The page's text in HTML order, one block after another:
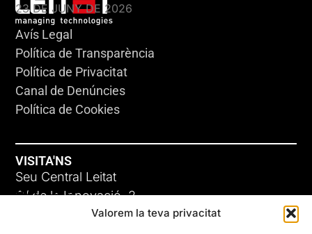
Valorem la teva privacitat
23 DE JUNY DE 2026
ADC-CRC
17 DE JUNY DE 2026
Avís Legal
Política de Transparència
Política de Privacitat
Canal de Denúncies
Política de Cookies
VISITA'NS
Seu Central Leitat
C/ de la Innovació, 2
08225 Terrassa, (Barcelona)